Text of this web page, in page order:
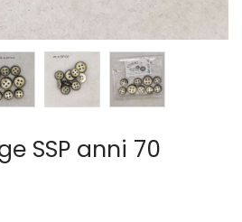
(27)
SSP anni 70